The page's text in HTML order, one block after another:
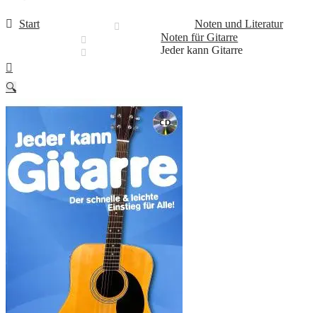
Start
Noten und Literatur
Noten für Gitarre
Jeder kann Gitarre
🔍